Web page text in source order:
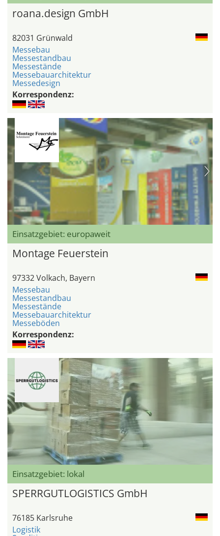
roana.design GmbH
82031 Grünwald
Messebau
Messestandbau
Messestände
Messebauarchitektur
Messedesign
Korrespondenz:
Einsatzgebiet: europaweit
Montage Feuerstein
97332 Volkach, Bayern
Messebau
Messestandbau
Messestände
Messebauarchitektur
Messeböden
Korrespondenz:
Einsatzgebiet: lokal
SPERRGUTLOGISTICS GmbH
76185 Karlsruhe
Logistik